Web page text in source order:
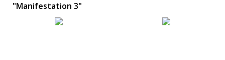
"Manifestation 3"